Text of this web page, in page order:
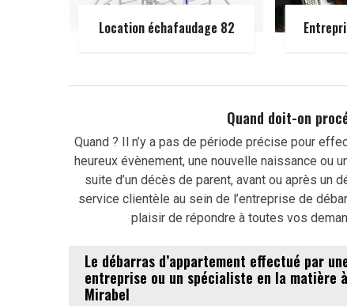
Location échafaudage 82
Quand doit-on
Quand ? Il n’y a pas de période précise pour
heureux évènement, une nouvelle naissance ou
suite d’un décès de parent, avant ou après un
service clientèle au sein de l’entreprise de
plaisir de répondre à toutes vos
Le débarras d’appartement effectué par
entreprise ou un spécialiste en la matière à
Mirabel